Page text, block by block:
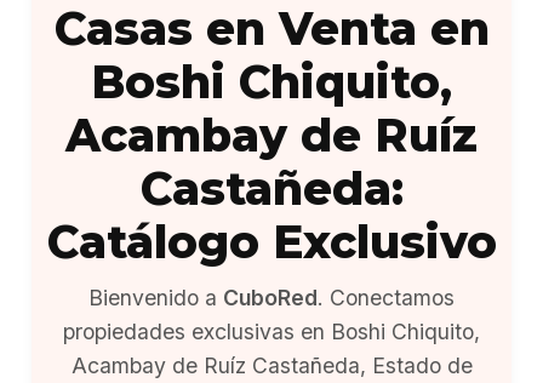
Casas en Venta en
Boshi Chiquito,
Acambay de Ruíz
Castañeda:
Catálogo Exclusivo
Bienvenido a CuboRed. Conectamos
propiedades exclusivas en Boshi Chiquito,
Acambay de Ruíz Castañeda, Estado de